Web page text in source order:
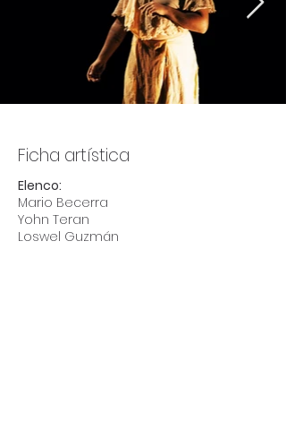
Ficha artística
Elenco:
Mario Becerra
Yohn Teran
Loswel Guzmán